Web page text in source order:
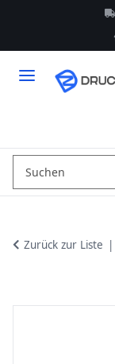
Zurück zur Liste